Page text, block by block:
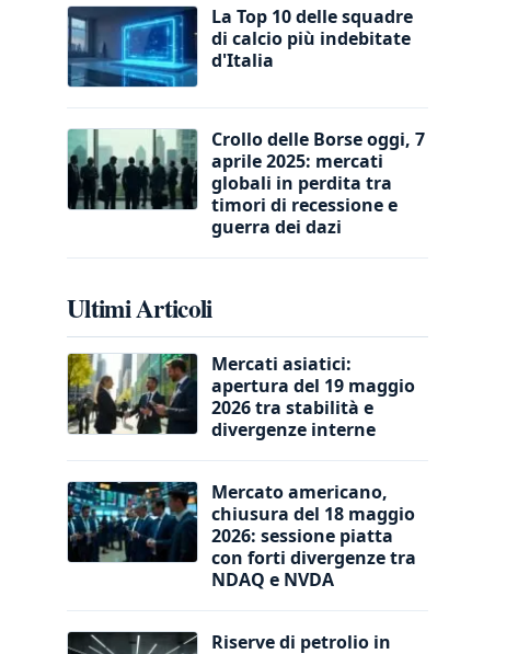
La Top 10 delle squadre
di calcio più indebitate
d'Italia
Crollo delle Borse oggi, 7
aprile 2025: mercati
globali in perdita tra
timori di recessione e
guerra dei dazi
Ultimi Articoli
Mercati asiatici:
apertura del 19 maggio
2026 tra stabilità e
divergenze interne
Mercato americano,
chiusura del 18 maggio
2026: sessione piatta
con forti divergenze tra
NDAQ e NVDA
Riserve di petrolio in